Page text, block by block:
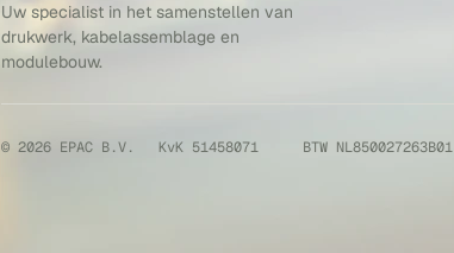
Uw specialist in het samenstellen van
drukwerk, kabelassemblage en
modulebouw.
© 2026 EPAC B.V. KvK 51458071 BTW NL850027263B01